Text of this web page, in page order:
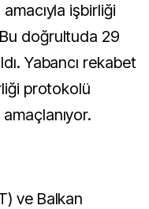
amacıyla işbirliği
doğrultuda 29
Yabancı rekabet
protokolü
amaçlanıyor.
ve Balkan